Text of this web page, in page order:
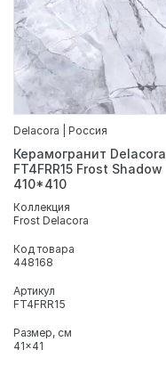
Delacora | Россия
Керамогранит Delacora
FT4FRR15 Frost Shadow
410*410
Коллекция
Frost Delacora
Код товара
448168
Артикул
FT4FRR15
Размер, см
41x41